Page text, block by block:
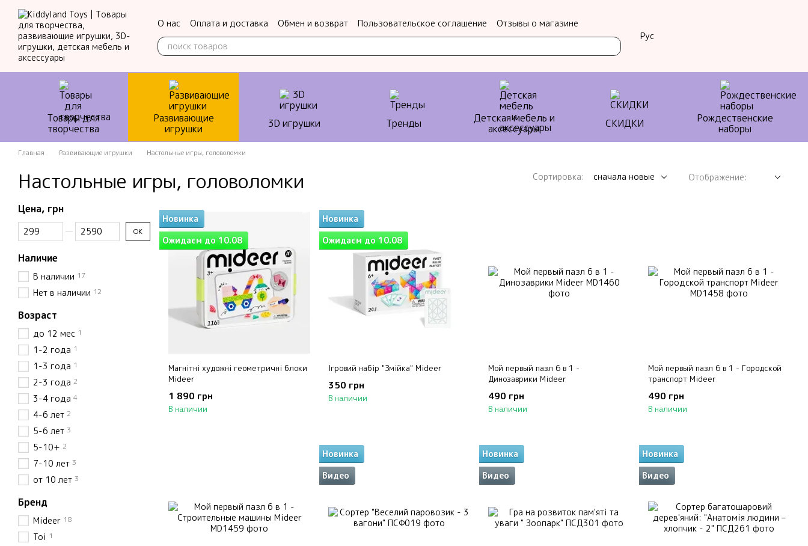
Перейти к основному контенту
О нас
Оплата и доставка Обмен и возврат Пользовательское соглашение
Отзывы о магазине
Контактная информация
Рус
Товары для
творчества
Развивающие
игрушки
3D игрушки Тренды
Детская мебель и
аксессуары
СКИДКИ
Рождественские
наборы
Главная Развивающие игрушки Настольные игры, головоломки
Настольные игры, головоломки Сортировка: сначала новые Отображение:
Новинка
Ожидаєм до 10.08
Магнітні художні геометричні блоки
Mideer
1 890 грн
В наличии
Новинка
Ожидаєм до 10.08
Ігровий набір "Змійка" Mideer
350 грн
В наличии
Мой первый пазл 6 в 1 -
Динозаврики Mideer
490 грн
В наличии
Мой первый пазл 6 в 1 - Городской
транспорт Mideer
490 грн
В наличии
Новинка
Видео
Новинка
Видео
Новинка
Видео
Цена, грн
От Цена, грн
До Цена, грн OK
Наличие
В наличии 17
Нет в наличии 12
Возраст
до 12 мес 1
1-2 года 1
1-3 года 1
2-3 года 2
3-4 года 4
4-6 лет 2
5-6 лет 3
5-10+ 2
7-10 лет 3
от 10 лет 3
Бренд
Mideer 18
Toi 1